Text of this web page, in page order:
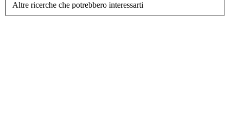
Altre ricerche che potrebbero interessarti